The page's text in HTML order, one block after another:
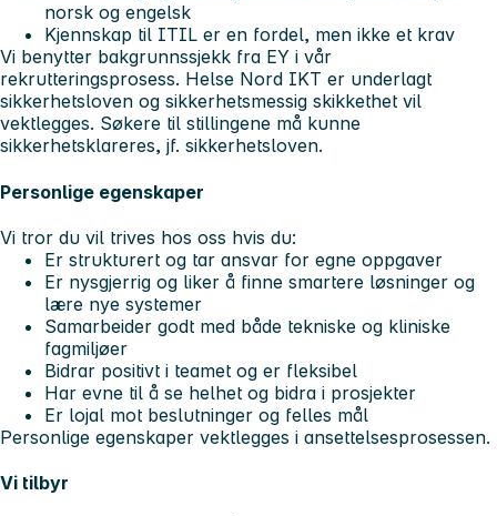
norsk og engelsk
Kjennskap til ITIL er en fordel, men ikke et krav
Vi benytter bakgrunnssjekk fra EY i vår
rekrutteringsprosess. Helse Nord IKT er underlagt
sikkerhetsloven og sikkerhetsmessig skikkethet vil
vektlegges. Søkere til stillingene må kunne
sikkerhetsklareres, jf. sikkerhetsloven.
Personlige egenskaper
Vi tror du vil trives hos oss hvis du:
Er strukturert og tar ansvar for egne oppgaver
Er nysgjerrig og liker å finne smartere løsninger og
lære nye systemer
Samarbeider godt med både tekniske og kliniske
fagmiljøer
Bidrar positivt i teamet og er fleksibel
Har evne til å se helhet og bidra i prosjekter
Er lojal mot beslutninger og felles mål
Personlige egenskaper vektlegges i ansettelsesprosessen.
Vi tilbyr